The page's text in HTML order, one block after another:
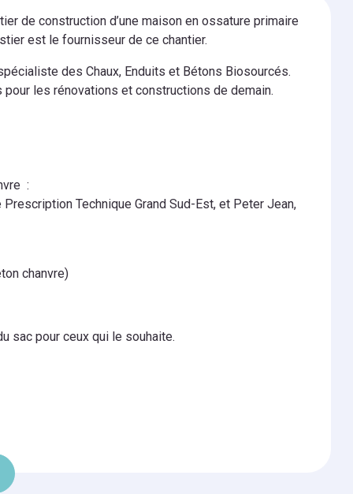
de construction d’une maison en ossature primaire
est le fournisseur de ce chantier.
des Chaux, Enduits et Bétons Biosourcés.
les rénovations et constructions de demain.
:
Technique Grand Sud-Est, et Peter Jean,
chanvre)
sac pour ceux qui le souhaite.